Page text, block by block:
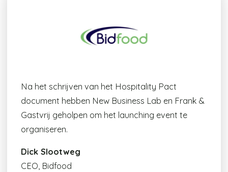
Na het schrijven van het Hospitality Pact
document hebben New Business Lab en Frank &
Gastvrij geholpen om het launching event te
organiseren.
Dick Slootweg
CEO, Bidfood